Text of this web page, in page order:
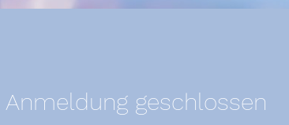
Anmeldung geschlossen